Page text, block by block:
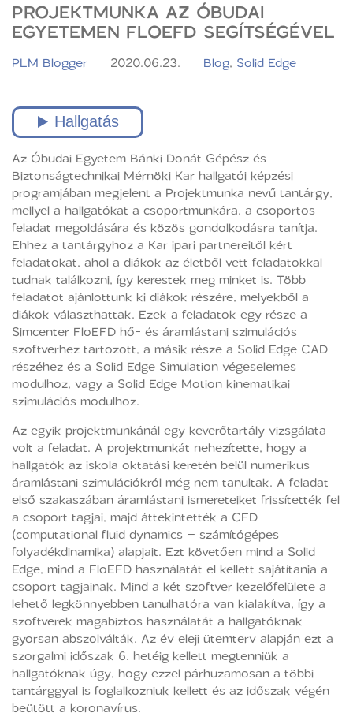
PROJEKTMUNKA AZ ÓBUDAI
EGYETEMEN FLOEFD SEGÍTSÉGÉVEL
PLM Blogger 2020.06.23. Blog, Solid Edge
Az Óbudai Egyetem Bánki Donát Gépész és
Biztonságtechnikai Mérnöki Kar hallgatói képzési
programjában megjelent a Projektmunka nevű tantárgy,
mellyel a hallgatókat a csoportmunkára, a csoportos
feladat megoldására és közös gondolkodásra tanítja.
Ehhez a tantárgyhoz a Kar ipari partnereitől kért
feladatokat, ahol a diákok az életből vett feladatokkal
tudnak találkozni, így kerestek meg minket is. Több
feladatot ajánlottunk ki diákok részére, melyekből a
diákok választhattak. Ezek a feladatok egy része a
Simcenter FloEFD hő- és áramlástani szimulációs
szoftverhez tartozott, a másik része a Solid Edge CAD
részéhez és a Solid Edge Simulation végeselemes
modulhoz, vagy a Solid Edge Motion kinematikai
szimulációs modulhoz.
Az egyik projektmunkánál egy keverőtartály vizsgálata
volt a feladat. A projektmunkát nehezítette, hogy a
hallgatók az iskola oktatási keretén belül numerikus
áramlástani szimulációkról még nem tanultak. A feladat
első szakaszában áramlástani ismereteiket frissítették fel
a csoport tagjai, majd áttekintették a CFD
(computational fluid dynamics – számítógépes
folyadékdinamika) alapjait. Ezt követően mind a Solid
Edge, mind a FloEFD használatát el kellett sajátítania a
csoport tagjainak. Mind a két szoftver kezelőfelülete a
lehető legkönnyebben tanulhatóra van kialakítva, így a
szoftverek magabiztos használatát a hallgatóknak
gyorsan abszolválták. Az év eleji ütemterv alapján ezt a
szorgalmi időszak 6. hetéig kellett megtenniük a
hallgatóknak úgy, hogy ezzel párhuzamosan a többi
tantárggyal is foglalkozniuk kellett és az időszak végén
beütött a koronavírus.